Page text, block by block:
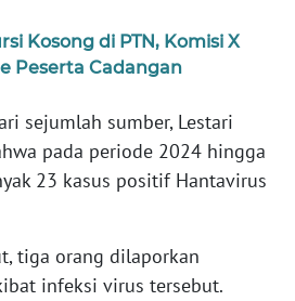
Kosong di PTN, Komisi X
Peserta Cadangan
sejumlah sumber, Lestari
pada periode 2024 hingga
23 kasus positif Hantavirus
tiga orang dilaporkan
infeksi virus tersebut.